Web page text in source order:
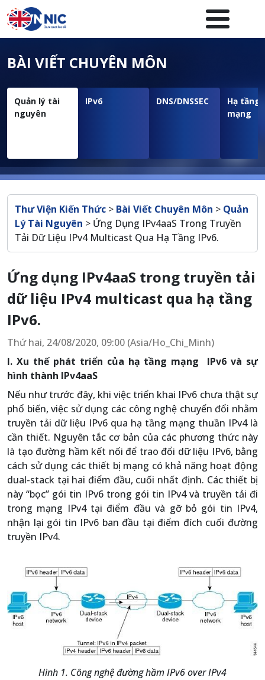
Nhảy đến nội dung
Menuheader của website
BÀI VIẾT CHUYÊN MÔN
Quản lý tài
nguyên
IPv6 DNS/DNSSEC
Hạ tầng
mạng
Breadcrumb
Thư Viện Kiến Thức > Bài Viết Chuyên Môn > Quản
Lý Tài Nguyên > Ứng Dụng IPv4aaS Trong Truyền
Tải Dữ Liệu IPv4 Multicast Qua Hạ Tầng IPv6.
Ứng dụng IPv4aaS trong truyền tải
dữ liệu IPv4 multicast qua hạ tầng
IPv6.
Thứ hai, 24/08/2020, 09:00 (Asia/Ho_Chi_Minh)
I. Xu thế phát triển của hạ tầng mạng IPv6 và sự
hình thành IPv4aaS
Nếu như trước đây, khi việc triển khai IPv6 chưa thật sự
phổ biến, việc sử dụng các công nghệ chuyển đổi nhằm
truyền tải dữ liệu IPv6 qua hạ tầng mạng thuần IPv4 là
cần thiết. Nguyên tắc cơ bản của các phương thức này
là tạo đường hầm kết nối để trao đổi dữ liệu IPv6, bằng
cách sử dụng các thiết bị mạng có khả năng hoạt động
dual-stack tại hai điểm đầu, cuối nhất định. Các thiết bị
này “bọc” gói tin IPv6 trong gói tin IPv4 và truyền tải đi
trong mạng IPv4 tại điểm đầu và gỡ bỏ gói tin IPv4,
nhận lại gói tin IPv6 ban đầu tại điểm đích cuối đường
truyền IPv4.
Hình 1. Công nghệ đường hầm IPv6 over IPv4